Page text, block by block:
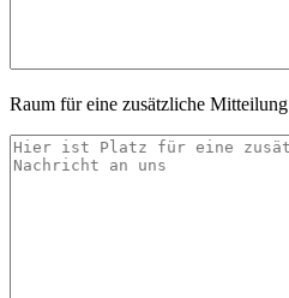
Raum für eine zusätzliche Mitteilung